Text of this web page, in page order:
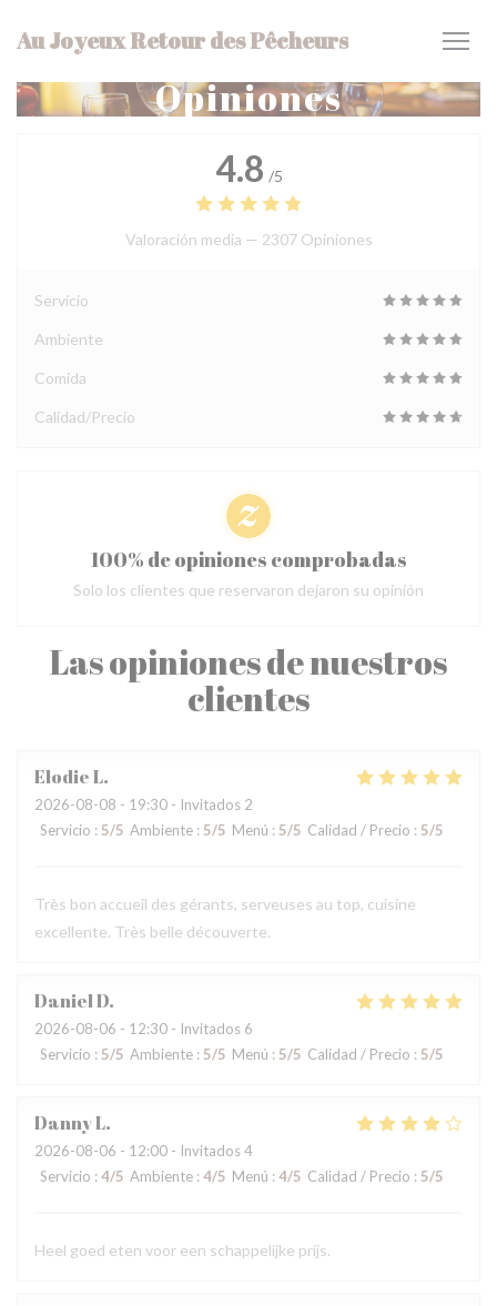
Au Joyeux Retour des Pêcheurs
Opiniones
Las opiniones de nuestros
clientes
ElodieL
2026-08-08 - 19:30 - Invitados 2
Servicio : 5/5 Ambiente : 5/5 Menú : 5/5 Calidad / Precio : 5/5
Très bon accueil des gérants, serveuses au top, cuisine
excellente. Très belle découverte.
DanielD
2026-08-06 - 12:30 - Invitados 6
Servicio : 5/5 Ambiente : 5/5 Menú : 5/5 Calidad / Precio : 5/5
DannyL
2026-08-06 - 12:00 - Invitados 4
Servicio : 4/5 Ambiente : 4/5 Menú : 4/5 Calidad / Precio : 5/5
Heel goed eten voor een schappelijke prijs.
4.8 /5
Valoración media — 2307 Opiniones
Servicio
Ambiente
Comida
Calidad/Precio
100% de opiniones comprobadas
Solo los clientes que reservaron dejaron su opinión